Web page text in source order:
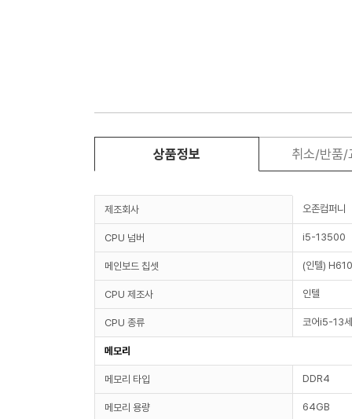
상품정보 취소/반품/
제조회사 오존컴퍼니
CPU 넘버 i5-13500
메인보드 칩셋 (인텔) H610
CPU 제조사 인텔
CPU 종류 코어i5-13
메모리
메모리 타입 DDR4
메모리 용량 64GB